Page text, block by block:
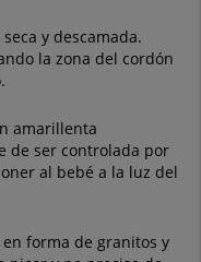
y descamada.
la zona del cordón
amarillenta
de ser controlada por
al bebé a la luz del
forma de granitos y